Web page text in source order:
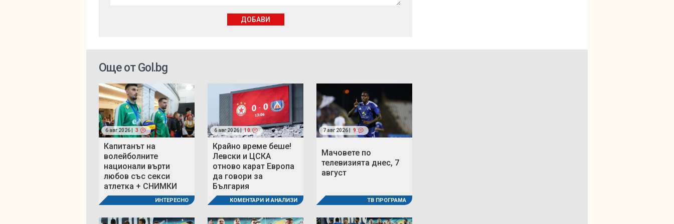
ДОБАВИ
Още от Gol.bg
6 авг 2026 | 3
Капитанът на
волейболните
национали върти
любов със секси
атлетка + СНИМКИ
ИНТЕРЕСНО
6 авг 2026 | 10
Крайно време беше!
Левски и ЦСКА
отново карат Европа
да говори за
България
КОМЕНТАРИ И АНАЛИЗИ
7 авг 2026 | 9
Мачовете по
телевизията днес, 7
август
ТВ ПРОГРАМА